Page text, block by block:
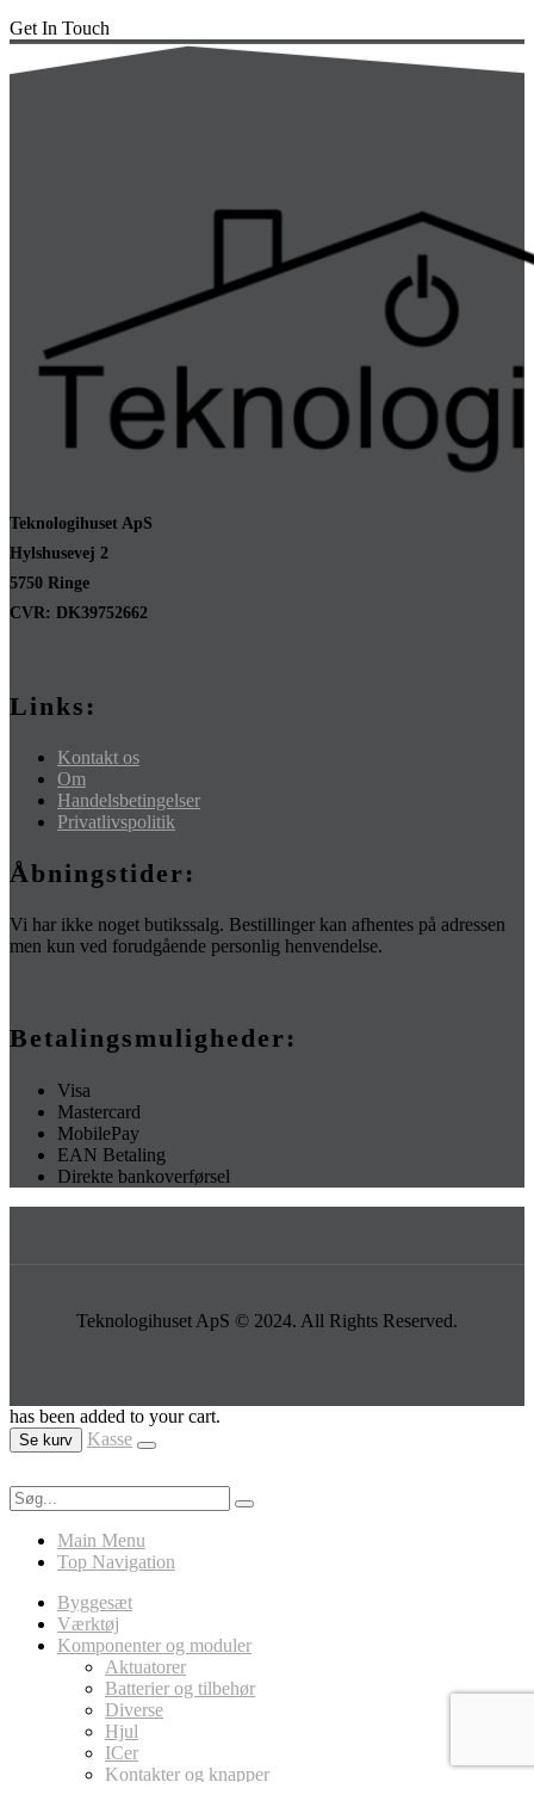
Get In Touch
Teknologihuset ApS
Hylshusevej 2
5750 Ringe
CVR: DK39752662
Links:
Kontakt os
Om
Handelsbetingelser
Privatlivspolitik
Åbningstider:
Vi har ikke noget butikssalg. Bestillinger kan afhentes på adressen
men kun ved forudgående personlig henvendelse.
Betalingsmuligheder:
Visa
Mastercard
MobilePay
EAN Betaling
Direkte bankoverførsel
Teknologihuset ApS © 2024. All Rights Reserved.
has been added to your cart.
Se kurv Kasse
Main Menu
Top Navigation
Byggesæt
Værktøj
Komponenter og moduler
Aktuatorer
Batterier og tilbehør
Diverse
Hjul
ICer
Kontakter og knapper